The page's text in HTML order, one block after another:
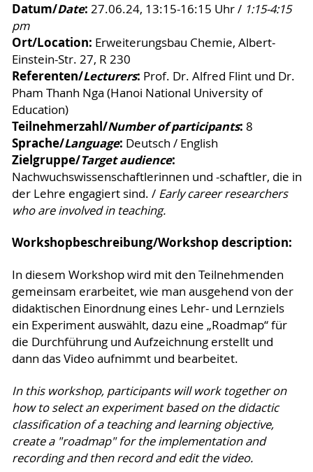
Datum/Date: 27.06.24, 13:15-16:15 Uhr / 1:15-4:15
pm
Ort/Location: Erweiterungsbau Chemie, Albert-
Einstein-Str. 27, R 230
Referenten/Lecturers: Prof. Dr. Alfred Flint und Dr.
Pham Thanh Nga (Hanoi National University of
Education)
Teilnehmerzahl/Number of participants: 8
Sprache/Language: Deutsch / English
Zielgruppe/Target audience:
Nachwuchswissenschaftlerinnen und -schaftler, die in
der Lehre engagiert sind. / Early career researchers
who are involved in teaching.
Workshopbeschreibung/Workshop description:
In diesem Workshop wird mit den Teilnehmenden
gemeinsam erarbeitet, wie man ausgehend von der
didaktischen Einordnung eines Lehr- und Lernziels
ein Experiment auswählt, dazu eine „Roadmap“ für
die Durchführung und Aufzeichnung erstellt und
dann das Video aufnimmt und bearbeitet.
In this workshop, participants will work together on
how to select an experiment based on the didactic
classification of a teaching and learning objective,
create a "roadmap" for the implementation and
recording and then record and edit the video.